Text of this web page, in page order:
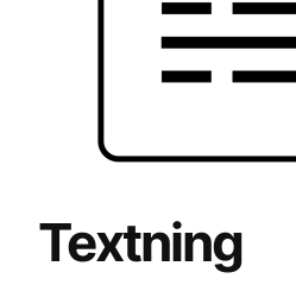
Textning